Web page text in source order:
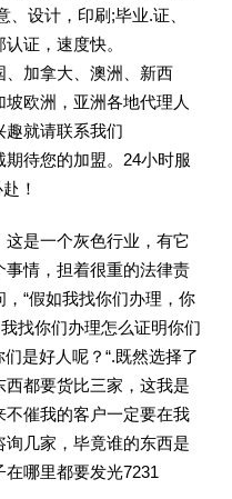
设计，印刷;毕业.证、
证，速度快。
加拿大、澳洲、新西
欧洲，亚洲各地代理人
趣就请联系我们
待您的加盟。24小时服
！
是一个灰色行业，有它
情，担着很重的法律责
“假如我找你们办理，你
找你们办理怎么证明你们
是好人呢？“.既然选择了
都要货比三家，这我是
催我的客户一定要在我
几家，毕竟谁的东西是
哪里都要发光7231